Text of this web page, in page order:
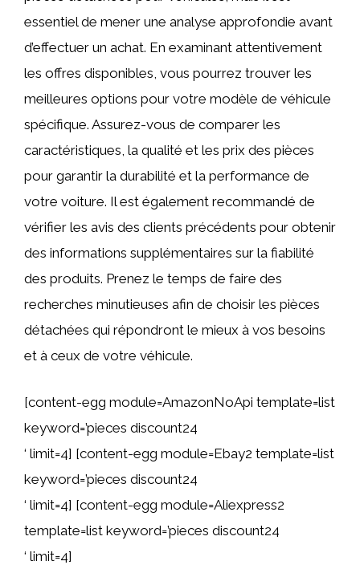
essentiel de mener une analyse approfondie avant
d’effectuer un achat. En examinant attentivement
les offres disponibles, vous pourrez trouver les
meilleures options pour votre modèle de véhicule
spécifique. Assurez-vous de comparer les
caractéristiques, la qualité et les prix des pièces
pour garantir la durabilité et la performance de
votre voiture. Il est également recommandé de
vérifier les avis des clients précédents pour obtenir
des informations supplémentaires sur la fiabilité
des produits. Prenez le temps de faire des
recherches minutieuses afin de choisir les pièces
détachées qui répondront le mieux à vos besoins
et à ceux de votre véhicule.
[content-egg module=AmazonNoApi template=list
keyword=’pieces discount24
‘ limit=4] [content-egg module=Ebay2 template=list
keyword=’pieces discount24
‘ limit=4] [content-egg module=Aliexpress2
template=list keyword=’pieces discount24
‘ limit=4]